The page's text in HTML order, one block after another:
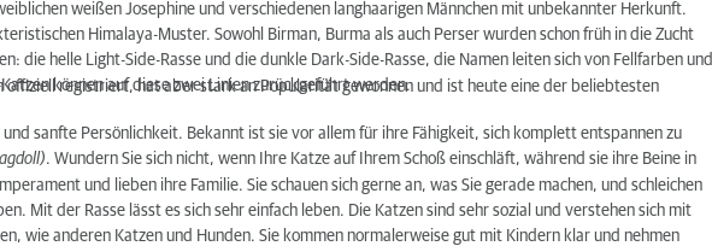
weißen Josephine und verschiedenen langhaarigen Männchen mit unbekannter Herkunft.
Himalaya-Muster. Sowohl Birman, Burma als auch Perser wurden schon früh in die Zucht
die helle Light-Side-Rasse und die dunkle Dark-Side-Rasse, die Namen leiten sich von Fellfarben und
können auf diese zwei Linien zurückgeführt werden.
offiziell registriert, hat aber stark an Popularität gewonnen und ist heute eine der beliebtesten
sanfte Persönlichkeit. Bekannt ist sie vor allem für ihre Fähigkeit, sich komplett entspannen zu
. Wundern Sie sich nicht, wenn Ihre Katze auf Ihrem Schoß einschläft, während sie ihre Beine in
und lieben ihre Familie. Sie schauen sich gerne an, was Sie gerade machen, und schleichen
Mit der Rasse lässt es sich sehr einfach leben. Die Katzen sind sehr sozial und verstehen sich mit
wie anderen Katzen und Hunden. Sie kommen normalerweise gut mit Kindern klar und nehmen